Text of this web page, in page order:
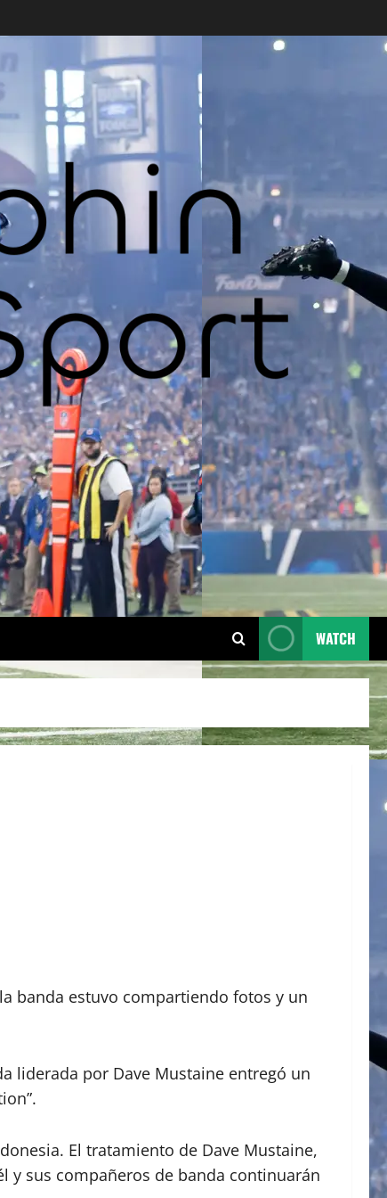
WATCH
banda estuvo compartiendo fotos y un
liderada por Dave Mustaine entregó un
El tratamiento de Dave Mustaine,
y sus compañeros de banda continuarán